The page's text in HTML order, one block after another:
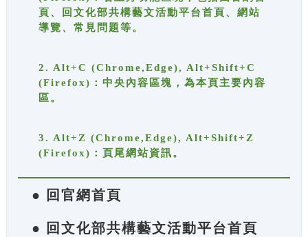
頁、回文化部共構藝文活動平台首頁、網站
導覽、常見問題等。
2. Alt+C (Chrome,Edge), Alt+Shift+C
(Firefox)：中央內容區塊，為本頁主要內容
區。
3. Alt+Z (Chrome,Edge), Alt+Shift+Z
(Firefox)：頁尾網站資訊。
● 回官網首頁
● 回文化部共構藝文活動平台首頁